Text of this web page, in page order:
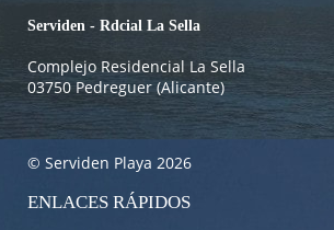
Serviden - Rdcial La Sella
Complejo Residencial La Sella
03750 Pedreguer (Alicante)
© Serviden Playa 2026
ENLACES RÁPIDOS